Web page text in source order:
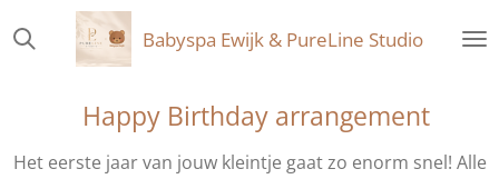
direct
hoofdinhoud
Babyspa Ewijk & PureLine Studio
Happy Birthday arrangement
Het eerste jaar van jouw kleintje gaat zo enorm snel! Alle